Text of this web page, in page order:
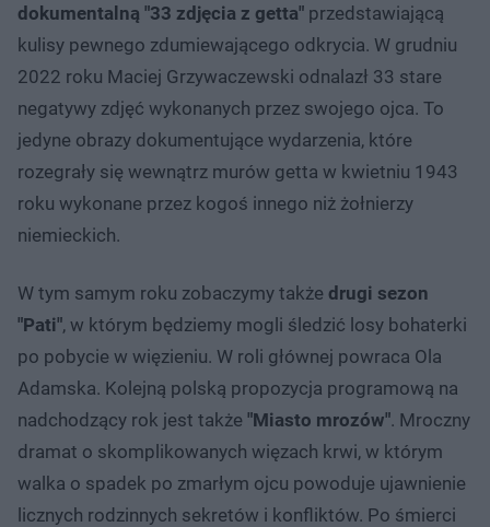
dokumentalną "33 zdjęcia z getta" przedstawiającą
kulisy pewnego zdumiewającego odkrycia. W grudniu
2022 roku Maciej Grzywaczewski odnalazł 33 stare
negatywy zdjęć wykonanych przez swojego ojca. To
jedyne obrazy dokumentujące wydarzenia, które
rozegrały się wewnątrz murów getta w kwietniu 1943
roku wykonane przez kogoś innego niż żołnierzy
niemieckich.
W tym samym roku zobaczymy także drugi sezon
"Pati", w którym będziemy mogli śledzić losy bohaterki
po pobycie w więzieniu. W roli głównej powraca Ola
Adamska. Kolejną polską propozycja programową na
nadchodzący rok jest także "Miasto mrozów". Mroczny
dramat o skomplikowanych więzach krwi, w którym
walka o spadek po zmarłym ojcu powoduje ujawnienie
licznych rodzinnych sekretów i konfliktów. Po śmierci